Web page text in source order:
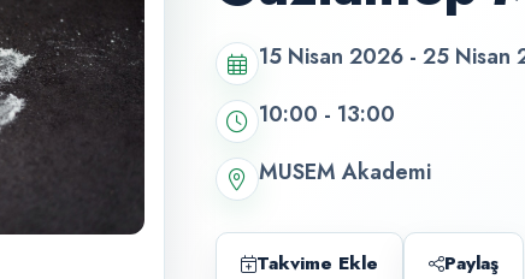
15 Nisan 2026 - 25 Nisan
10:00 - 13:00
MUSEM Akademi
Takvime Ekle Paylaş